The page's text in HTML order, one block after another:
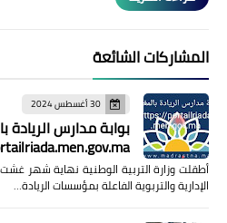
المشاركات الشائعة
30 أغسطس 2024
بوابة مدارس الريادة
أطقلت وزارة التربية الوطنية نهاية شهر غشت
الإدارية والتربوية الفاعلة بمؤسسات الريادة…